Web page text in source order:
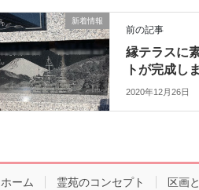
新着情報
前の記事
縁テラスに
トが完成し
2020年12月26日
ホーム 霊苑のコンセプト 区画